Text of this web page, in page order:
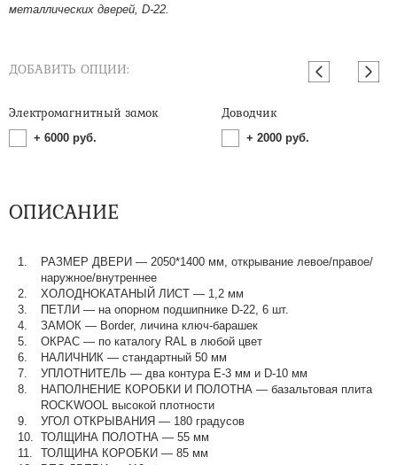
металлических дверей, D-22.
ДОБАВИТЬ ОПЦИИ:
Электромагнитный замок
+ 6000 руб.
Доводчик
+ 2000 руб.
ОПИСАНИЕ
РАЗМЕР ДВЕРИ — 2050*1400 мм, открывание левое/правое/
наружное/внутреннее
ХОЛОДНОКАТАНЫЙ ЛИСТ — 1,2 мм
ПЕТЛИ — на опорном подшипнике D-22, 6 шт.
ЗАМОК — Border, личина ключ-барашек
ОКРАС — по каталогу RAL в любой цвет​​​​​​​
НАЛИЧНИК — стандартный 50 мм
УПЛОТНИТЕЛЬ — два контура Е-3 мм и D-10 мм
НАПОЛНЕНИЕ КОРОБКИ И ПОЛОТНА — базальтовая плита
ROCKWOOL высокой плотности
УГОЛ ОТКРЫВАНИЯ — 180 градусов
ТОЛЩИНА ПОЛОТНА — 55 мм
ТОЛЩИНА КОРОБКИ — 85 мм